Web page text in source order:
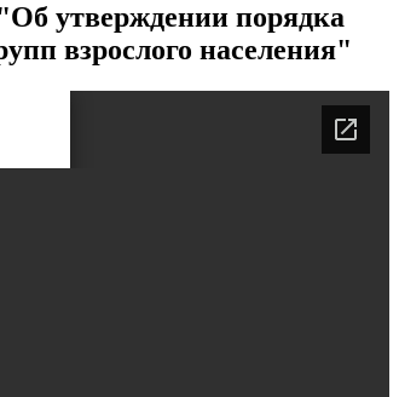
утверждении порядка
взрослого населения"